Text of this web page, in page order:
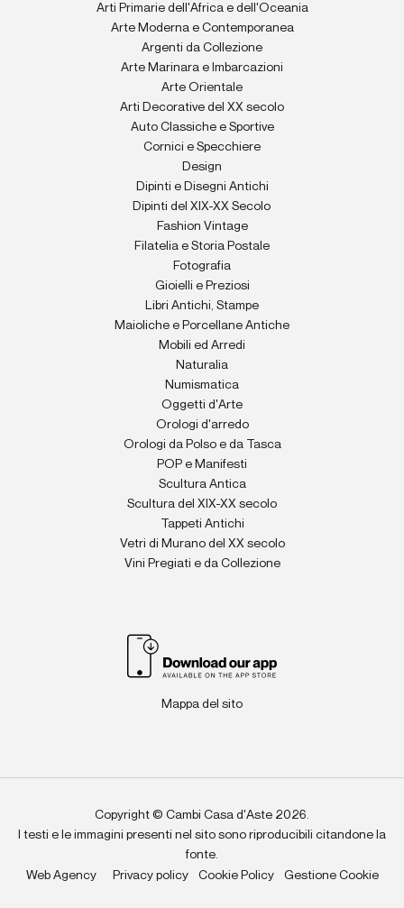
Arti Primarie dell'Africa e dell'Oceania
Arte Moderna e Contemporanea
Argenti da Collezione
Arte Marinara e Imbarcazioni
Arte Orientale
Arti Decorative del XX secolo
Auto Classiche e Sportive
Cornici e Specchiere
Design
Dipinti e Disegni Antichi
Dipinti del XIX-XX Secolo
Fashion Vintage
Filatelia e Storia Postale
Fotografia
Gioielli e Preziosi
Libri Antichi, Stampe
Maioliche e Porcellane Antiche
Mobili ed Arredi
Naturalia
Numismatica
Oggetti d'Arte
Orologi d'arredo
Orologi da Polso e da Tasca
POP e Manifesti
Scultura Antica
Scultura del XIX-XX secolo
Tappeti Antichi
Vetri di Murano del XX secolo
Vini Pregiati e da Collezione
Mappa del sito
Copyright © Cambi Casa d'Aste 2026.
I testi e le immagini presenti nel sito sono riproducibili citandone la
fonte.
Web Agency
Privacy policy Cookie Policy Gestione Cookie